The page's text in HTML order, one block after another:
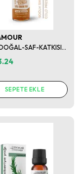
%100 DOĞAL-SAF-KATKISIZ BADEM YAĞI 50ML
SEPETE EKLE